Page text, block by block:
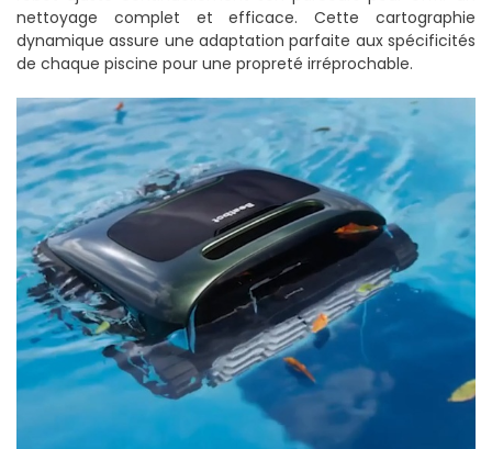
nettoyage complet et efficace. Cette cartographie
dynamique assure une adaptation parfaite aux spécificités
de chaque piscine pour une propreté irréprochable.